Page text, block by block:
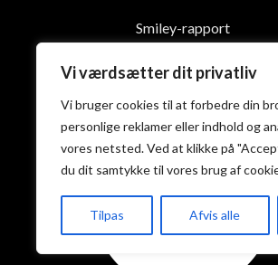
Vi værdsætter dit privatliv
Vi bruger cookies til at forbedre din
personlige reklamer eller indhold og
vores netsted. Ved at klikke på
du dit samtykke til vores brug af
Tilpas Afvis alle
Smiley-rapport
Handelsbetingelser